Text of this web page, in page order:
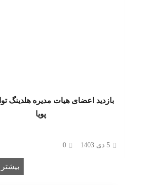
بازدید اعضای هیات مدیره هلدینگ
پویا
5 دی 1403 0
بیشتر